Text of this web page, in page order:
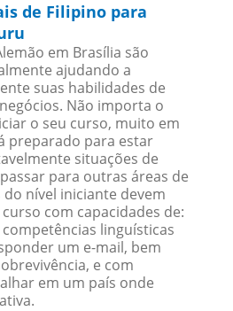
de Filipino para
em Brasília são
ajudando a
suas habilidades de
Não importa o
o seu curso, muito em
preparado para estar
situações de
para outras áreas de
nível iniciante devem
com capacidades de:
linguísticas
um e-mail, bem
e com
em um país onde